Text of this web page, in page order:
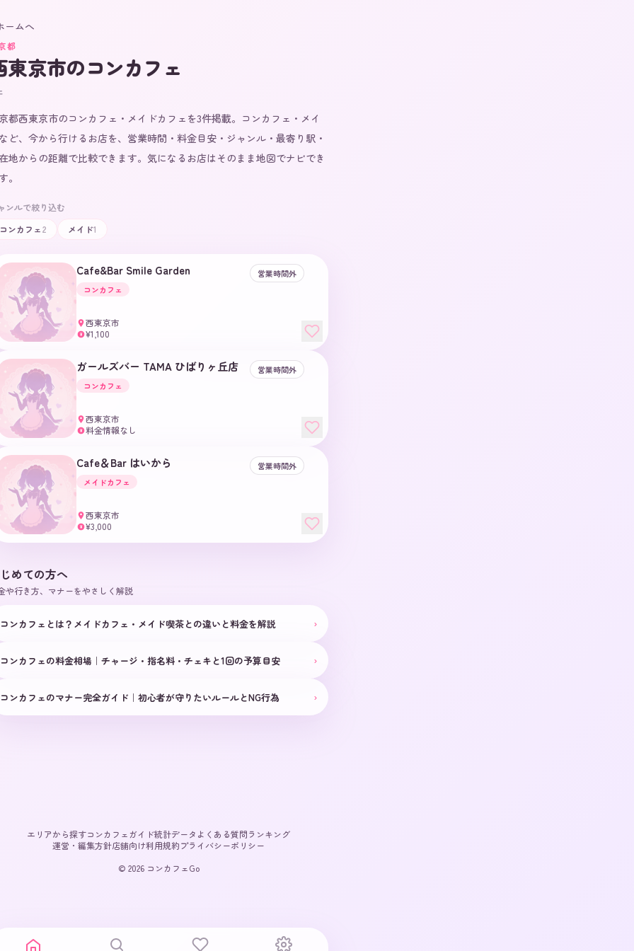
ームへ
都
東京市のコンカフェ
都西東京市のコンカフェ・メイドカフェを3件掲載。コンカフェ・メイ
ど、今から行けるお店を、営業時間・料金目安・ジャンル・最寄り駅・
地からの距離で比較できます。気になるお店はそのまま地図でナビでき
。
ンルで絞り込む
コンカフェ2 メイド1
Cafe&Bar Smile Garden
営業時間外
コンカフェ
西東京市
¥ ¥1,100
ガールズバー TAMA ひばりヶ丘店
営業時間外
コンカフェ
西東京市
¥ 料金情報なし
Cafe＆Bar はいから
営業時間外
メイドカフェ
西東京市
¥ ¥3,000
めての方へ
や行き方、マナーをやさしく解説
コンカフェとは？メイドカフェ・メイド喫茶との違いと料金を解説 ›
コンカフェの料金相場｜チャージ・指名料・チェキと1回の予算目安 ›
コンカフェのマナー完全ガイド｜初心者が守りたいルールとNG行為 ›
エリアから探すコンカフェガイド統計データ よくある質問ランキング
運営・編集方針店舗向け利用規約プライバシーポリシー
© 2026 コンカフェGo